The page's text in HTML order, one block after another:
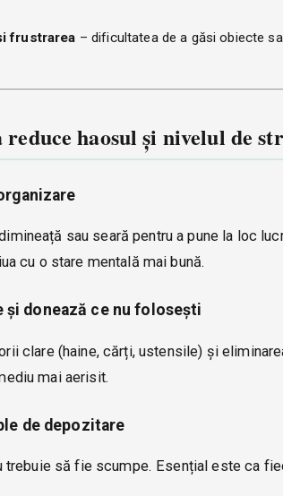
frustrarea – dificultatea de a găsi obiecte
haosul și nivelul de
sau seară pentru a pune la loc
cu o stare mentală mai bună.
donează ce nu folosești
clare (haine, cărți, ustensile) și
mai aerisit.
de depozitare
trebuie să fie scumpe. Esențial este ca